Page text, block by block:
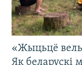
«Жыцьцё
Як беларускі